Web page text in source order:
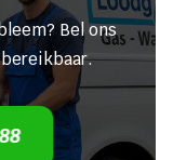
Bel ons